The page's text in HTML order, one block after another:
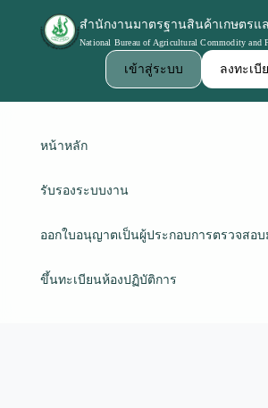
สำนักงานมาตรฐานสินค้าเกษตรแ
National Bureau of Agricultural Commodity and
เข้าสู่ระบบ ลงทะเบี
หน้าหลัก
รับรองระบบงาน
ออกใบอนุญาตเป็นผู้ประกอบการตรวจสอ
ขึ้นทะเบียนห้องปฏิบัติการ